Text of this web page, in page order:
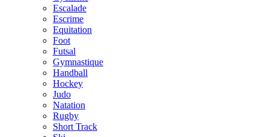
Escalade
Escrime
Equitation
Foot
Futsal
Gymnastique
Handball
Hockey
Judo
Natation
Rugby
Short Track